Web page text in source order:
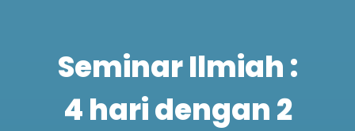
Seminar Ilmiah :
4 hari dengan 2